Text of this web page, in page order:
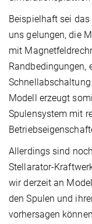
Beispielhaft sei
uns gelungen, die
mit
Randbedingungen,
Modell erzeugt
Spulensystem mit
Allerdings sind
Stellarator-
wir derzeit an
den Spulen und
vorhersagen